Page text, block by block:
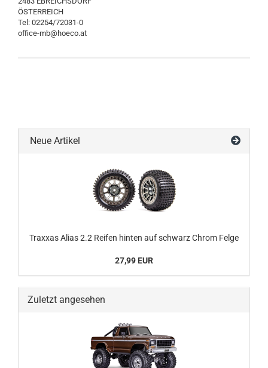
ÖSTERREICH
Tel: 02254/72031-0
office-mb@hoeco.at
Neue Artikel
Traxxas Alias 2.2 Reifen hinten auf schwarz Chrom Felge
27,99 EUR
Zuletzt angesehen